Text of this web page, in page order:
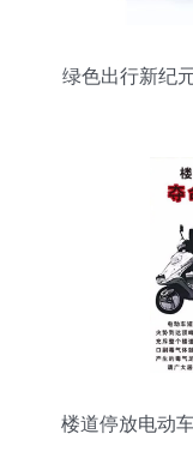
绿色出行新纪
楼道停放电动